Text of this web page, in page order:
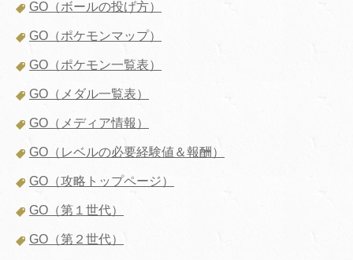
GO（ボールの投げ方）
GO（ポケモンマップ）
GO（ポケモン一覧表）
GO（メダル一覧表）
GO（メディア情報）
GO（レベルの必要経験値＆報酬）
GO（攻略トップページ）
GO（第１世代）
GO（第２世代）